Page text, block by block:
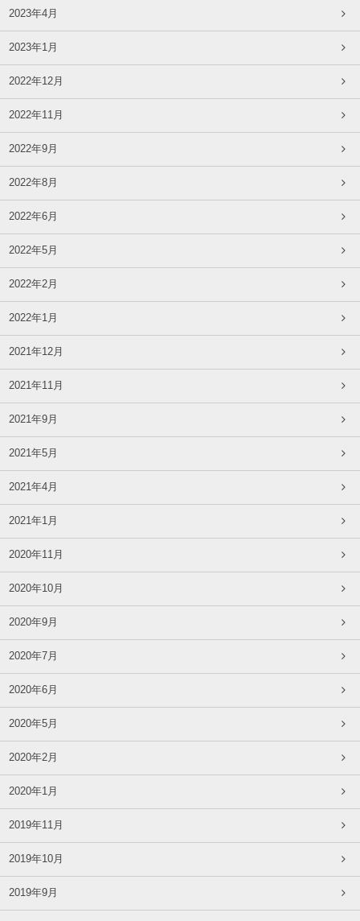
2023年4月
2023年1月
2022年12月
2022年11月
2022年9月
2022年8月
2022年6月
2022年5月
2022年2月
2022年1月
2021年12月
2021年11月
2021年9月
2021年5月
2021年4月
2021年1月
2020年11月
2020年10月
2020年9月
2020年7月
2020年6月
2020年5月
2020年2月
2020年1月
2019年11月
2019年10月
2019年9月